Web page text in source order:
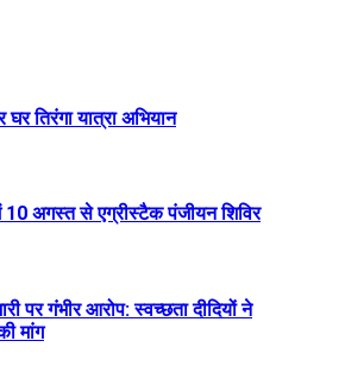
तिरंगा यात्रा अभियान
10 अगस्त से एग्रीस्टैक पंजीयन शिविर
पर गंभीर आरोप: स्वच्छता दीदियों ने
मांग